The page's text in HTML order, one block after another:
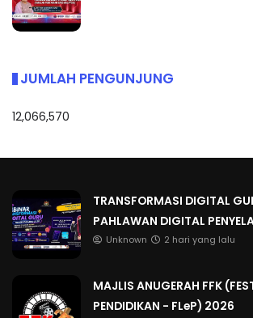
JUMLAH PENGUNJUNG
12,066,570
TRANSFORMASI DIGITAL
PAHLAWAN DIGITAL
Unknown 2 hari yang lalu
MAJLIS ANUGERAH FFK
PENDIDIKAN - FLeP) 2026